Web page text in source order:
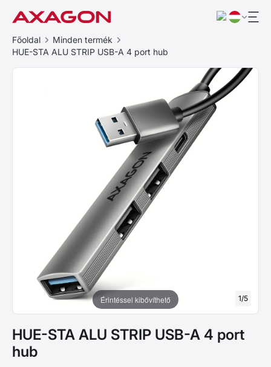
Főoldal
Minden termék
HUE-STA ALU STRIP USB-A 4 port hub
Érintéssel kibővíthető 1/5
HUE-STA ALU STRIP USB-A 4 port
hub